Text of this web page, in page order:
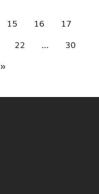
15 16
17
22 ...
30
»